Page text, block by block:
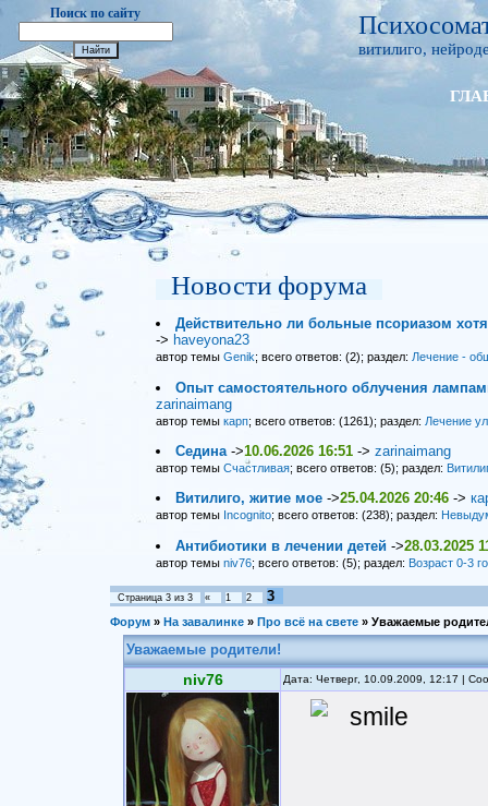
Поиск по сайту
витилиго,
Новости форума
Действительно ли больные псориазом
-> haveyona23
автор темы Genik; всего ответов: (2); раздел: Лечение -
Опыт самостоятельного облучения
zarinaimang
автор темы карп; всего ответов: (1261); раздел: Лечение
Седина ->10.06.2026 16:51 ->zarinaimang
автор темы Счастливая; всего ответов: (5); раздел:
Витилиго, житие мое ->25.04.2026 20:46 ->
автор темы Incognito; всего ответов: (238); раздел:
Антибиотики в лечении детей ->28.03.2025
автор темы niv76; всего ответов: (5); раздел: Возраст 0-3
Страница 3 из 3 « 1 2 3
Форум » На завалинке » Про всё на свете » Уважаемые
Уважаемые родители!
niv76 Дата: Четверг, 10.09.2009, 12:17 |